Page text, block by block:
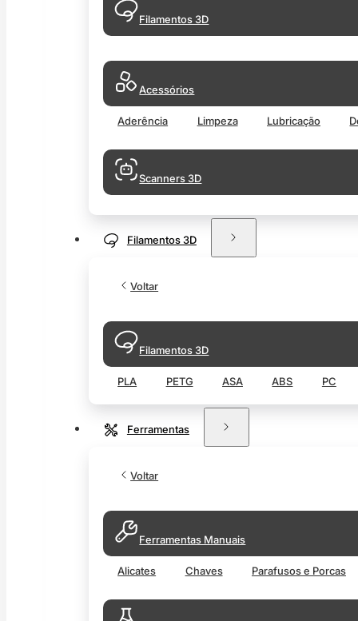
Filamentos 3D
Acessórios
Aderência Limpeza Lubricação
Scanners 3D
Filamentos 3D
Voltar
Filamentos 3D
PLA PETG ASA ABS PC
Ferramentas
Voltar
Ferramentas Manuais
Alicates Chaves Parafusos e Porcas